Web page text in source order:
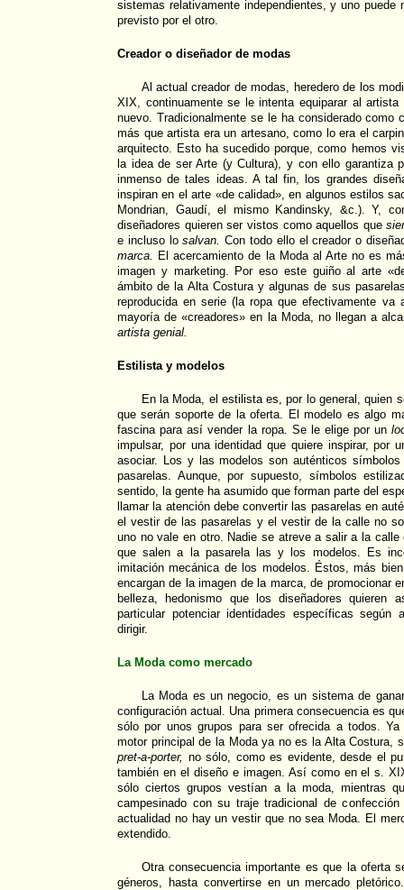
sistemas relativamente independientes, y uno puede
previsto por el otro.
Creador o diseñador de modas
Al actual creador de modas, heredero de los
XIX, continuamente se le intenta equiparar al
nuevo. Tradicionalmente se le ha considerado como
más que artista era un artesano, como lo era el
arquitecto. Esto ha sucedido porque, como hemos
la idea de ser Arte (y Cultura), y con ello garantiza
inmenso de tales ideas. A tal fin, los grandes
inspiran en el arte «de calidad», en algunos estilos
Mondrian, Gaudí, el mismo Kandinsky, &c.). Y,
diseñadores quieren ser vistos como aquellos que
e incluso losalvan. Con todo ello el creador o
marca. El acercamiento de la Moda al Arte no es
imagen y marketing. Por eso este guiño al arte
ámbito de la Alta Costura y algunas de sus
reproducida en serie (la ropa que efectivamente
mayoría de «creadores» en la Moda, no llegan a
artista genial.
Estilista y modelos
En la Moda, el estilista es, por lo general, quien
que serán soporte de la oferta. El modelo es algo
fascina para así vender la ropa. Se le elige por un
impulsar, por una identidad que quiere inspirar, por
asociar. Los y las modelos son auténticos
pasarelas. Aunque, por supuesto, símbolos
sentido, la gente ha asumido que forman parte del
llamar la atención debe convertir las pasarelas en
el vestir de las pasarelas y el vestir de la calle no
uno no vale en otro. Nadie se atreve a salir a la
que salen a la pasarela las y los modelos. Es
imitación mecánica de los modelos. Éstos, más
encargan de la imagen de la marca, de promocionar
belleza, hedonismo que los diseñadores quieren
particular potenciar identidades específicas
dirigir.
La Moda como mercado
La Moda es un negocio, es un sistema de
configuración actual. Una primera consecuencia es
sólo por unos grupos para ser ofrecida a todos.
motor principal de la Moda ya no es la Alta Costura,
pret-a-porter, no sólo, como es evidente, desde el
también en el diseño e imagen. Así como en el s.
sólo ciertos grupos vestían a la moda, mientras
campesinado con su traje tradicional de
actualidad no hay un vestir que no sea Moda. El
extendido.
Otra consecuencia importante es que la oferta
géneros, hasta convertirse en un mercado